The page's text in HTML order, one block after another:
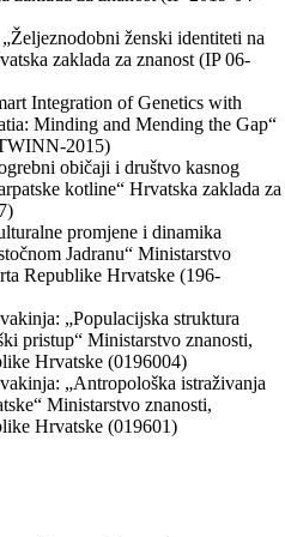
ženski identiteti na
zaklada za znanost (IP 06-
Integration of Genetics with
Minding and Mending the Gap“
2015)
običaji i društvo kasnog
kotline“ Hrvatska zaklada za
promjene i dinamika
Jadranu“ Ministarstvo
Republike Hrvatske (196-
„Populacijska struktura
pristup“ Ministarstvo znanosti,
Hrvatske (0196004)
„Antropološka istraživanja
Ministarstvo znanosti,
Hrvatske (019601)